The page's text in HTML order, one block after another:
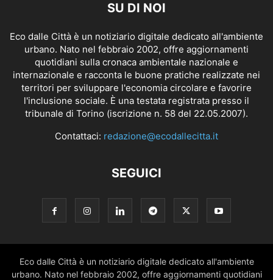
SU DI NOI
Eco dalle Città è un notiziario digitale dedicato all'ambiente
urbano. Nato nel febbraio 2002, offre aggiornamenti
quotidiani sulla cronaca ambientale nazionale e
internazionale e racconta le buone pratiche realizzate nei
territori per sviluppare l'economia circolare e favorire
l'inclusione sociale. È una testata registrata presso il
tribunale di Torino (iscrizione n. 58 del 22.05.2007).
Contattaci: redazione@ecodallecitta.it
SEGUICI
Eco dalle Città è un notiziario digitale dedicato all'ambiente
urbano. Nato nel febbraio 2002, offre aggiornamenti quotidiani